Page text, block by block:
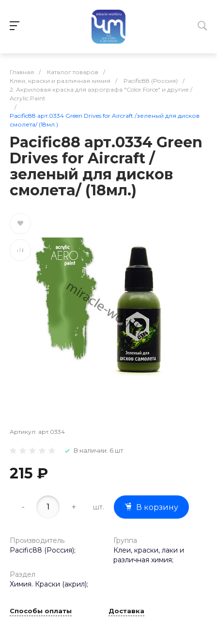
Главная / Каталог товаров
/
Клеи, краски и различная химия
/ Pacific88 (Россия)
/
2. Акриловая краска для аэрографа "Color Force" и другие /
Acrylic Paint
/
Pacific88 арт.0334 Green Drives for Aircraft /зеленый для дисков
смолета/ (18мл.)
Pacific88 арт.0334 Green
Drives for Aircraft /
зеленый для дисков
смолета/ (18мл.)
Артикул: арт.0334
В наличии: 6 шт
215 ₽
- + шт. В корзину
Производитель
Pacific88 (Россия);
Группа
Клеи, краски, лаки и
различная химия;
Раздел
Химия. Краски (акрил);
Способы оплаты Доставка